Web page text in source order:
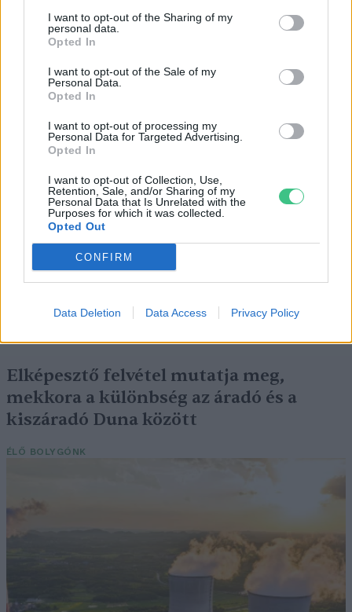
I want to opt-out of the Sharing of my
personal data.
Opted In
I want to opt-out of the Sale of my
Personal Data.
Opted In
I want to opt-out of processing my
Personal Data for Targeted Advertising.
Opted In
I want to opt-out of Collection, Use,
Retention, Sale, and/or Sharing of my
Personal Data that Is Unrelated with the
Purposes for which it was collected.
Opted Out
CONFIRM
Data Deletion Data Access Privacy Policy
Négy éven belül valósággá válhatnak az
elektromos repülőjáratok Európában
Történelmi aszály sújtja Nagy-
Elképesztő felvétel mutatja meg,
mekkora a különbség az áradó és a
kiszáradó Duna között
ÉLŐ BOLYGÓNK